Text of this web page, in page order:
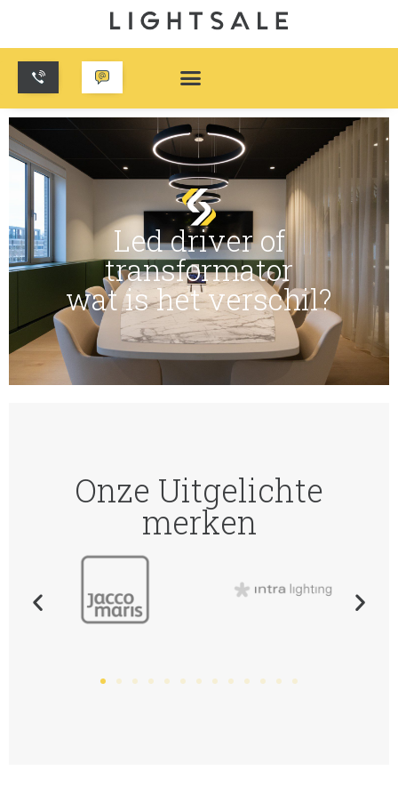
Led driver of
transformator
wat is het verschil?
Onze Uitgelichte
merken